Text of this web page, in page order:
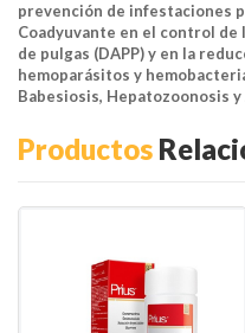
prevención de infestaciones
Coadyuvante en el control
de pulgas (DAPP) y en la
hemoparásitos y
Babesiosis, Hepatozoonosis y
Productos